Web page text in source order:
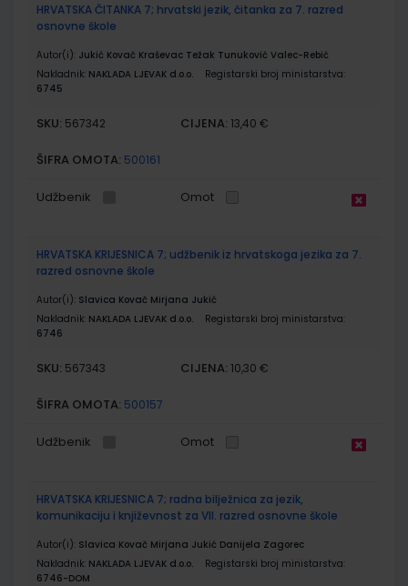
proizvodi
HRVATSKA ČITANKA 7; hrvatski jezik, čitanka za 7. razred
osnovne škole
Autor(i): Jukić Kovač Kraševac Težak Tunuković Valec-Rebić
Nakladnik: NAKLADA LJEVAK d.o.o.
Registarski broj ministarstva:
6745
SKU: 567342 CIJENA: 13,40 €
ŠIFRA OMOTA: 500161
Udžbenik Omot
HRVATSKA KRIJESNICA 7; udžbenik iz hrvatskoga jezika za 7.
razred osnovne škole
Autor(i): Slavica Kovač Mirjana Jukić
Nakladnik: NAKLADA LJEVAK d.o.o.
Registarski broj ministarstva:
6746
SKU: 567343 CIJENA: 10,30 €
ŠIFRA OMOTA: 500157
Udžbenik Omot
HRVATSKA KRIJESNICA 7; radna bilježnica za jezik,
komunikaciju i književnost za VII. razred osnovne škole
Autor(i): Slavica Kovač Mirjana Jukić Danijela Zagorec
Nakladnik: NAKLADA LJEVAK d.o.o.
Registarski broj ministarstva:
6746-DOM